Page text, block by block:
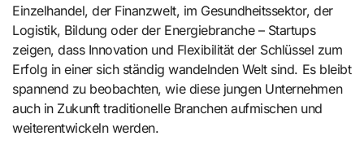
Einzelhandel, der Finanzwelt, im Gesundheitssektor, der
Logistik, Bildung oder der Energiebranche – Startups
zeigen, dass Innovation und Flexibilität der Schlüssel zum
Erfolg in einer sich ständig wandelnden Welt sind. Es bleibt
spannend zu beobachten, wie diese jungen Unternehmen
auch in Zukunft traditionelle Branchen aufmischen und
weiterentwickeln werden.